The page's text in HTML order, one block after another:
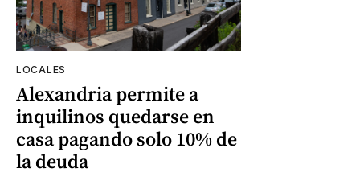
LOCALES
Alexandria permite a
inquilinos quedarse en
casa pagando solo 10% de
la deuda